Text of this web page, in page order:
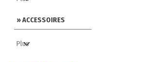
» ACCESSOIRES